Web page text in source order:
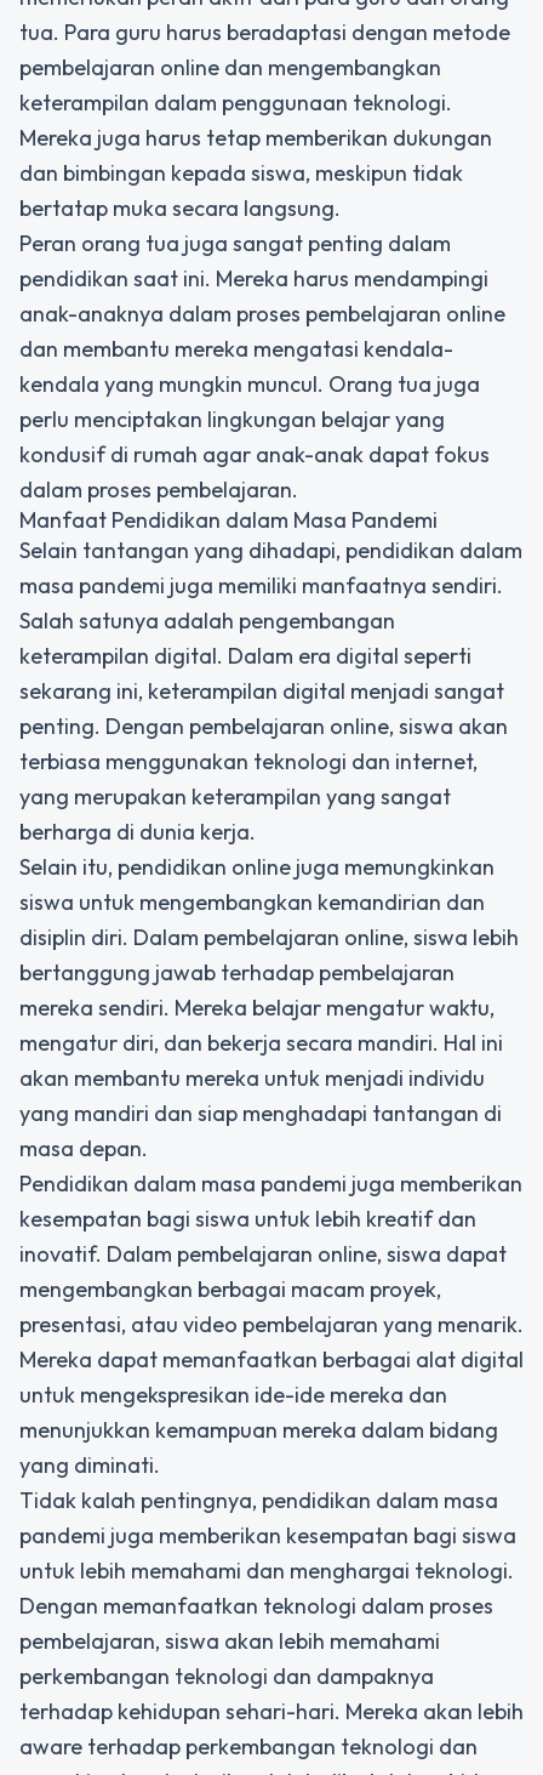
tua. Para guru harus beradaptasi dengan metode
pembelajaran online dan mengembangkan
keterampilan dalam penggunaan teknologi.
Mereka juga harus tetap memberikan dukungan
dan bimbingan kepada siswa, meskipun tidak
bertatap muka secara langsung.
Peran orang tua juga sangat penting dalam
pendidikan saat ini. Mereka harus mendampingi
anak-anaknya dalam proses pembelajaran online
dan membantu mereka mengatasi kendala-
kendala yang mungkin muncul. Orang tua juga
perlu menciptakan lingkungan belajar yang
kondusif di rumah agar anak-anak dapat fokus
dalam proses pembelajaran.
Manfaat Pendidikan dalam Masa Pandemi
Selain tantangan yang dihadapi, pendidikan dalam
masa pandemi juga memiliki manfaatnya sendiri.
Salah satunya adalah pengembangan
keterampilan digital. Dalam era digital seperti
sekarang ini, keterampilan digital menjadi sangat
penting. Dengan pembelajaran online, siswa akan
terbiasa menggunakan teknologi dan internet,
yang merupakan keterampilan yang sangat
berharga di dunia kerja.
Selain itu, pendidikan online juga memungkinkan
siswa untuk mengembangkan kemandirian dan
disiplin diri. Dalam pembelajaran online, siswa lebih
bertanggung jawab terhadap pembelajaran
mereka sendiri. Mereka belajar mengatur waktu,
mengatur diri, dan bekerja secara mandiri. Hal ini
akan membantu mereka untuk menjadi individu
yang mandiri dan siap menghadapi tantangan di
masa depan.
Pendidikan dalam masa pandemi juga memberikan
kesempatan bagi siswa untuk lebih kreatif dan
inovatif. Dalam pembelajaran online, siswa dapat
mengembangkan berbagai macam proyek,
presentasi, atau video pembelajaran yang menarik.
Mereka dapat memanfaatkan berbagai alat digital
untuk mengekspresikan ide-ide mereka dan
menunjukkan kemampuan mereka dalam bidang
yang diminati.
Tidak kalah pentingnya, pendidikan dalam masa
pandemi juga memberikan kesempatan bagi siswa
untuk lebih memahami dan menghargai teknologi.
Dengan memanfaatkan teknologi dalam proses
pembelajaran, siswa akan lebih memahami
perkembangan teknologi dan dampaknya
terhadap kehidupan sehari-hari. Mereka akan lebih
aware terhadap perkembangan teknologi dan